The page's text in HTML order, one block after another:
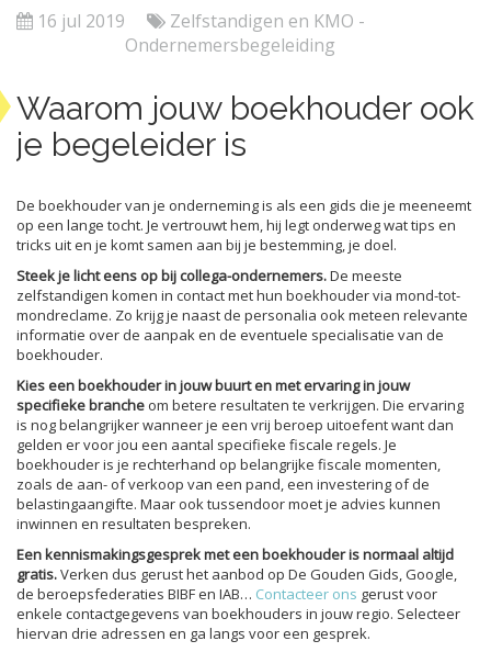
16 jul 2019
Zelfstandigen en KMO -
Ondernemersbegeleiding
Waarom jouw boekhouder ook
je begeleider is
De boekhouder van je onderneming is als een gids die je meeneemt
op een lange tocht. Je vertrouwt hem, hij legt onderweg wat tips en
tricks uit en je komt samen aan bij je bestemming, je doel.
Steek je licht eens op bij collega-ondernemers.De meeste
zelfstandigen komen in contact met hun boekhouder via mond-tot-
mondreclame. Zo krijg je naast de personalia ook meteen relevante
informatie over de aanpak en de eventuele specialisatie van de
boekhouder.
Kies een boekhouder in jouw buurt en met ervaring in jouw
specifieke branche om betere resultaten te verkrijgen. Die ervaring
is nog belangrijker wanneer je een vrij beroep uitoefent want dan
gelden er voor jou een aantal specifieke fiscale regels. Je
boekhouder is je rechterhand op belangrijke fiscale momenten,
zoals de aan- of verkoop van een pand, een investering of de
belastingaangifte. Maar ook tussendoor moet je advies kunnen
inwinnen en resultaten bespreken.
Een kennismakingsgesprek met een boekhouder is normaal altijd
gratis.Verken dus gerust het aanbod op De Gouden Gids, Google,
de beroepsfederaties BIBF en IAB… Contacteer ons gerust voor
enkele contactgegevens van boekhouders in jouw regio. Selecteer
hiervan drie adressen en ga langs voor een gesprek.